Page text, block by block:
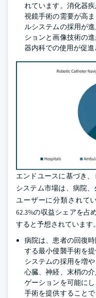
れています。消化器
視鏡手術の需要が高
ルシステムの採用が
ションと画像技術の
器内科での使用が促進
エンドユースに基づき
システム市場は、病院、
ユーザーに分類されて
62.3%の収益シェアを占
すると予想されています。
病院は、患者の回復
する最小侵襲手術を
システムの採用を増
心臓、神経、末梢の
ゲーションを可能に
手術を提供すること